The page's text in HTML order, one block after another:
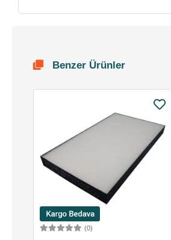
Benzer Ürünler
(0)